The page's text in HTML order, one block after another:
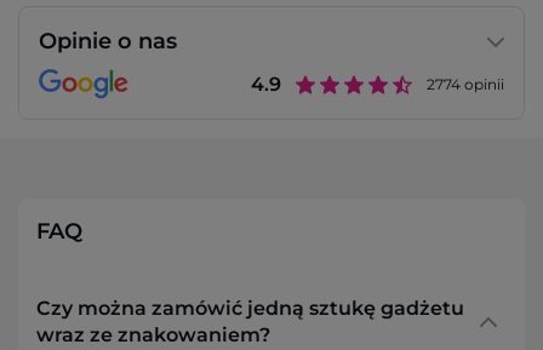
Opinie o nas
4.9 2774 opinii
FAQ
Czy można zamówić jedną sztukę gadżetu
wraz ze znakowaniem?